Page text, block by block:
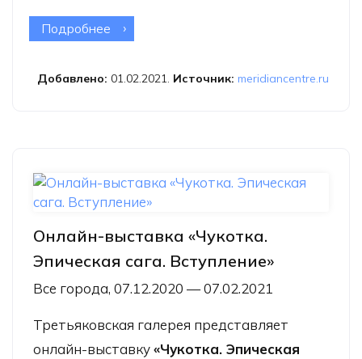
Подробнее о Онлайн-фотовыставка Александра
Добавлено: 01.02.2021. Источник: meridiancentre.ru
Онлайн-выставка «Чукотка.
Эпическая сага. Вступление»
Все города, 07.12.2020 — 07.02.2021
Третьяковская галерея представляет
онлайн-выставку«Чукотка. Эпическая